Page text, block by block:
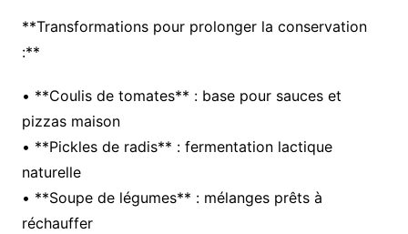
**Transformations pour prolonger la conservation
:**
• **Coulis de tomates** : base pour sauces et
pizzas maison
• **Pickles de radis** : fermentation lactique
naturelle
• **Soupe de légumes** : mélanges prêts à
réchauffer